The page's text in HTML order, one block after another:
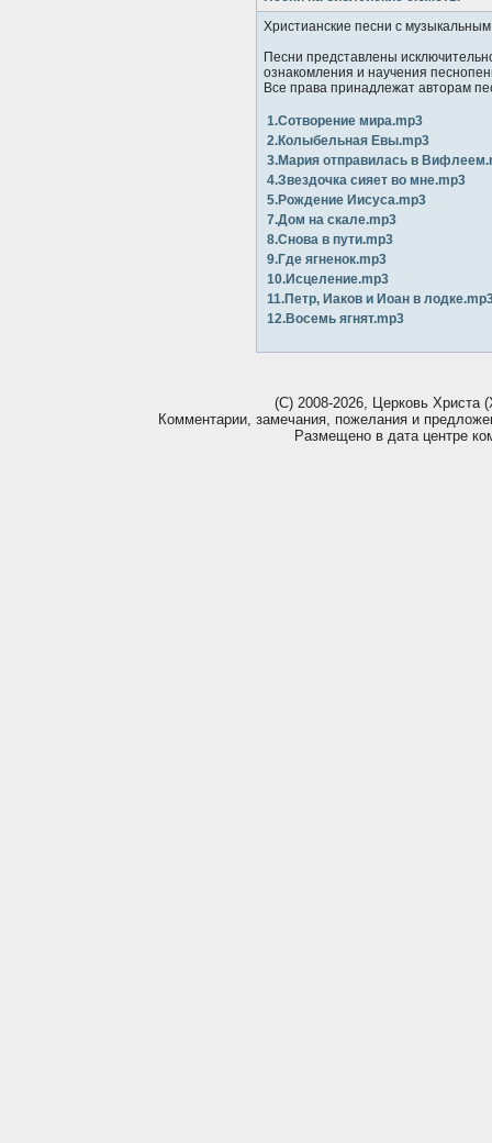
Христианские песни с
Песни представлены
ознакомления и научения
Все права принадлежат авторам
1.Сотворение мира.mp3
2.Колыбельная Евы.mp3
3.Мария отправилась в
4.Звездочка сияет во мне.mp3
5.Рождение Иисуса.mp3
7.Дом на скале.mp3
8.Снова в пути.mp3
9.Где ягненок.mp3
10.Исцеление.mp3
11.Петр, Иаков и Иоан в
12.Восемь ягнят.mp3
(С) 2008-2026, Церковь Христа
Комментарии, замечания, пожелания и
Размещено в дата центре